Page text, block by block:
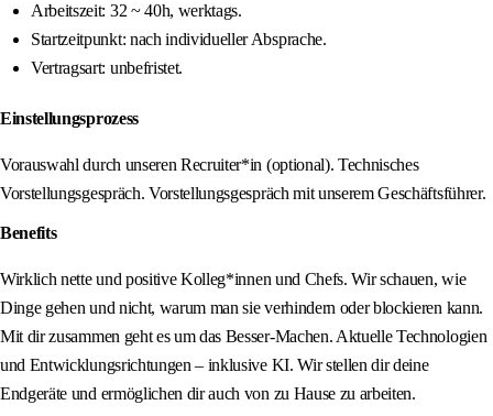
Arbeitszeit: 32 ~ 40h, werktags.
Startzeitpunkt: nach individueller Absprache.
Vertragsart: unbefristet.
Einstellungsprozess
Vorauswahl durch unseren Recruiter*in (optional). Technisches
Vorstellungsgespräch. Vorstellungsgespräch mit unserem Geschäftsführer.
Benefits
Wirklich nette und positive Kolleg*innen und Chefs. Wir schauen, wie
Dinge gehen und nicht, warum man sie verhindern oder blockieren kann.
Mit dir zusammen geht es um das Besser-Machen. Aktuelle Technologien
und Entwicklungsrichtungen – inklusive KI. Wir stellen dir deine
Endgeräte und ermöglichen dir auch von zu Hause zu arbeiten.